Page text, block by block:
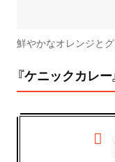
鮮やかなオレンジと
『ケニックカレ